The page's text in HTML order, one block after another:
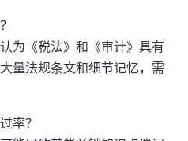
为《税法》和《审计》具有
量法规条文和细节记忆，需
率？